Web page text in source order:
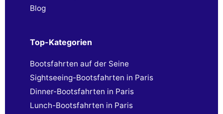
Blog
Top-Kategorien
Bootsfahrten auf der Seine
Sightseeing-Bootsfahrten in Paris
Dinner-Bootsfahrten in Paris
Lunch-Bootsfahrten in Paris